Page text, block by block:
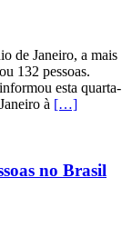
de Janeiro, a mais
132 pessoas.
esta quarta-
à […]
no Brasil